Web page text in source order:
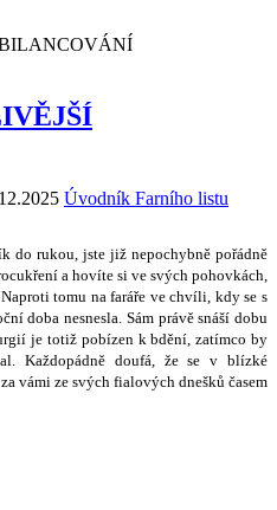
Úvodník Farního listu
do rukou, jste již nepochybně pořádně
ření a hovíte si ve svých pohovkách,
tomu na faráře ve chvíli, kdy se s
ční doba nesnesla. Sám právěsnáší dobu
je totiž pobízen k bdění, zatímco by
Každopádně doufá, že se v blízké
vámi ze svých fialových dnešků časem